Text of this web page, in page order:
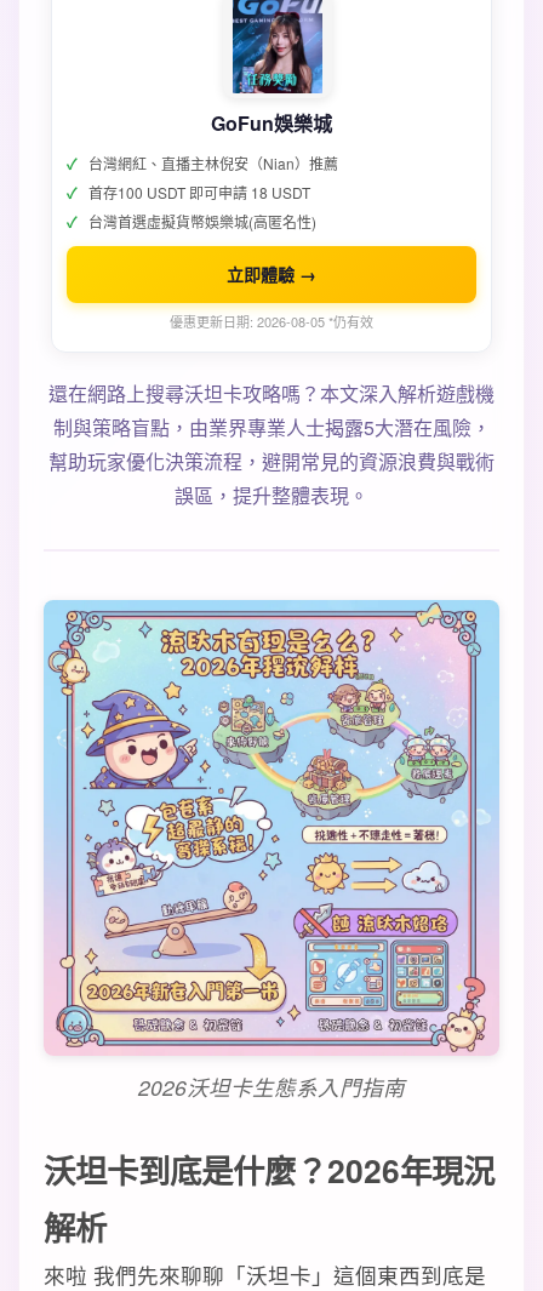
GoFun娛樂城
台灣網紅、直播主林倪安（Nian）推薦
首存100 USDT 即可申請 18 USDT
台灣首選虛擬貨幣娛樂城(高匿名性)
立即體驗 →
優惠更新日期: 2026-08-05 *仍有效
還在網路上搜尋沃坦卡攻略嗎？本文深入解析遊戲機
制與策略盲點，由業界專業人士揭露5大潛在風險，
幫助玩家優化決策流程，避開常見的資源浪費與戰術
誤區，提升整體表現。
2026沃坦卡生態系入門指南
沃坦卡到底是什麼？2026年現況
解析
來啦 我們先來聊聊「沃坦卡」這個東西到底是